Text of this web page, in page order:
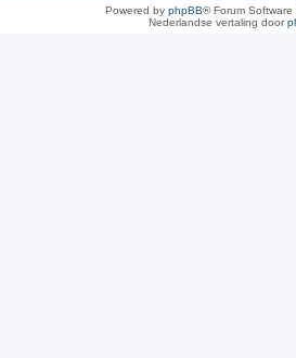
Powered by phpBB® Forum
Nederlandse vertaling door